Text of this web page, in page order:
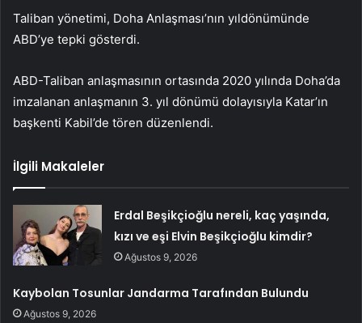
Taliban yönetimi, Doha Anlaşması’nın yıldönümünde
ABD’ye tepki gösterdi.
ABD-Taliban anlaşmasının ortasında 2020 yılında Doha’da
imzalanan anlaşmanın 3. yıl dönümü dolayısıyla Katar’ın
başkenti Kabil’de tören düzenlendi.
İlgili Makaleler
Erdal Beşikçioğlu nereli, kaç yaşında,
kızı ve eşi Elvin Beşikçioğlu kimdir?
Ağustos 9, 2026
Kaybolan Tosunlar Jandarma Tarafından Bulundu
Ağustos 9, 2026